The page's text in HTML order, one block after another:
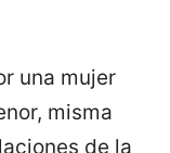
una mujer
misma
de la